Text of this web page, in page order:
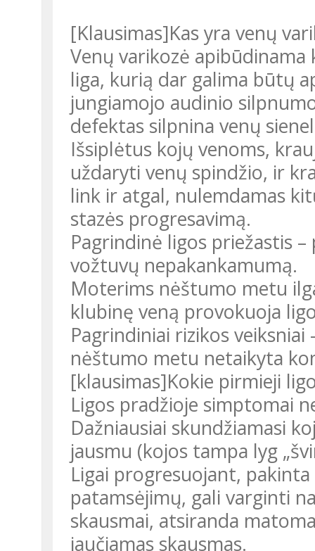
[klausimas]Kas yra venų
Venų varikozė
liga, kurią dar galima būtų
jungiamojo audinio
defektas silpnina venų
Išsiplėtus kojų venoms,
uždaryti venų spindžio, ir
link ir atgal, nulemdamas
stazės progresavimą.
Pagrindinė ligos priežastis
vožtuvų nepakankamumą.
Moterims nėštumo metu
klubinę veną provokuoja
Pagrindiniai rizikos
nėštumo metu netaikyta
[klausimas]Kokie pirmieji
Ligos pradžioje simptomai
Dažniausiai skundžiamasi
jausmu (kojos tampa lyg
Ligai progresuojant,
patamsėjimų, gali varginti
skausmai, atsiranda
jaučiamas skausmas.